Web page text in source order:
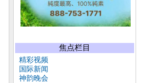
焦点栏目
精彩视频
国际新闻
神韵晚会